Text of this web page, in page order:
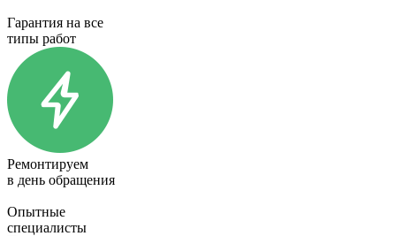
Гарантия на все
типы работ
Ремонтируем
в день обращения
Опытные
специалисты